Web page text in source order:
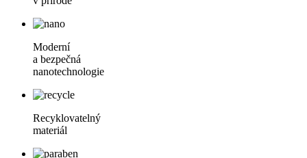
Moderní
a bezpečná
nanotechnologie
Recyklovatelný
materiál